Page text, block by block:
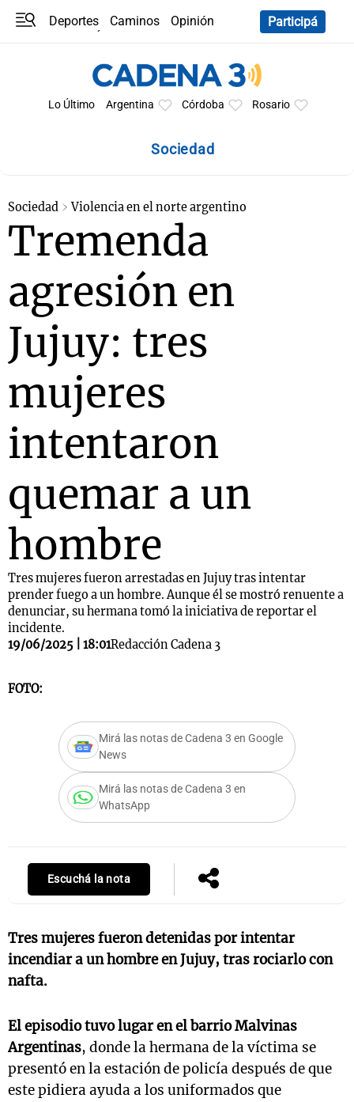
Deportes Caminos
Opinión
Participá
Lo Último Argentina Córdoba Rosario
Sociedad
Sociedad Violencia en el norte argentino
Tremenda
agresión en
Jujuy: tres
mujeres
intentaron
quemar a un
hombre
Tres mujeres fueron arrestadas en Jujuy tras intentar
prender fuego a un hombre. Aunque él se mostró renuente a
denunciar, su hermana tomó la iniciativa de reportar el
incidente.
19/06/2025 | 18:01Redacción Cadena 3
FOTO:
Mirá las notas de Cadena 3 en Google
News
Mirá las notas de Cadena 3 en
WhatsApp
Escuchá la nota
Tres mujeres fueron detenidas por intentar
incendiar a un hombre en Jujuy, tras rociarlo con
nafta.
El episodio tuvo lugar en el barrio Malvinas
Argentinas, donde la hermana de la víctima se
presentó en la estación de policía después de que
este pidiera ayuda a los uniformados que
Notas
Notas
La Sole en